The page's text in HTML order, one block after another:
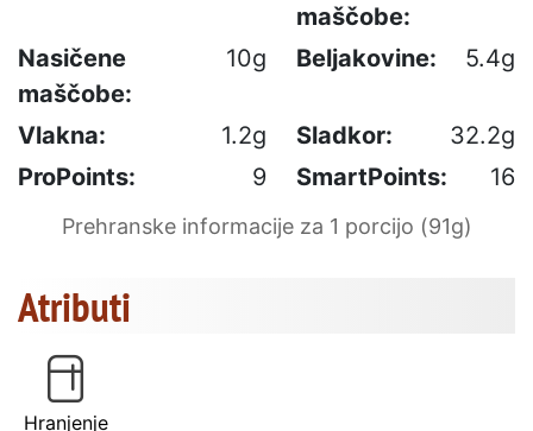
maščobe:
Nasičene
maščobe:
10g Beljakovine: 5.4g
Vlakna: 1.2g Sladkor:
32.2g
ProPoints:
9 SmartPoints: 16
Prehranske informacije za 1 porcijo (91g)
Atributi
Hranjenje